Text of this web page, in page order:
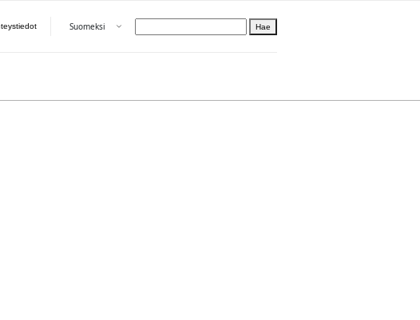
Valitse kieli
Suomeksi Avaa valikko Hae
kohteelle Tietoa PRH:sta